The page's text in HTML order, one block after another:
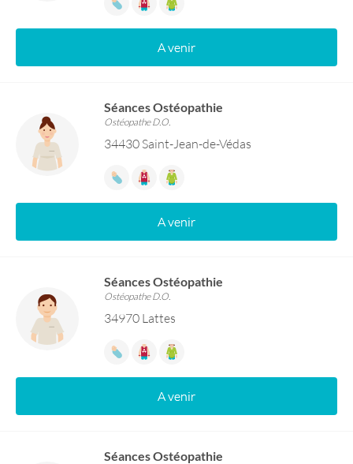
A venir
Séances Ostéopathie
Ostéopathe D.O.
34430 Saint-Jean-de-Védas
A venir
Séances Ostéopathie
Ostéopathe D.O.
34970 Lattes
A venir
Séances Ostéopathie